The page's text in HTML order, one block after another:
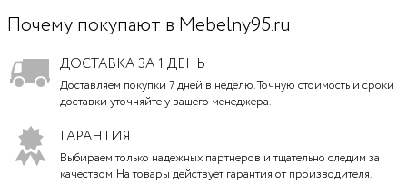
Почему покупают в Mebelny95.ru
ДОСТАВКА ЗА 1 ДЕНЬ
Доставляем покупки 7 дней в неделю. Точную стоимость и сроки
доставки уточняйте у вашего менеджера.
ГАРАНТИЯ
Выбираем только надежных партнеров и тщательно следим за
качеством. На товары действует гарантия от производителя.